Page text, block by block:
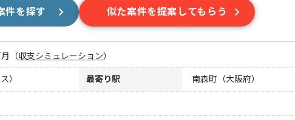
件を探す 似た案件を提案してもらう
（収支シミュレーション）
） 最寄り駅 南森町（大阪府）